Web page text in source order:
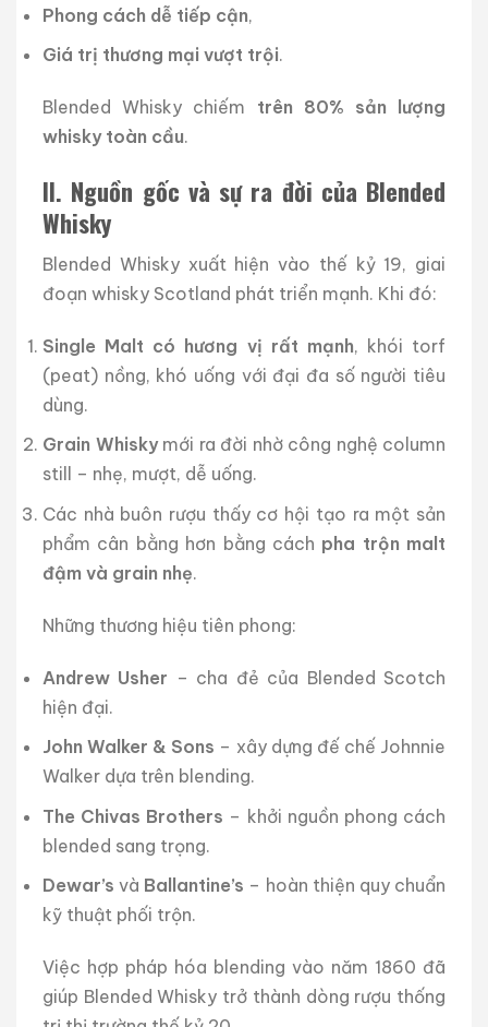
Phong cách dễ tiếp cận,
Giá trị thương mại vượt trội.
Blended Whisky chiếm trên 80% sản lượng
whisky toàn cầu.
II. Nguồn gốc và sự ra đời của Blended
Whisky
Blended Whisky xuất hiện vào thế kỷ 19, giai
đoạn whisky Scotland phát triển mạnh. Khi đó:
Single Malt có hương vị rất mạnh, khói torf
(peat) nồng, khó uống với đại đa số người tiêu
dùng.
Grain Whiskymới ra đời nhờ công nghệ column
still – nhẹ, mượt, dễ uống.
Các nhà buôn rượu thấy cơ hội tạo ra một sản
phẩm cân bằng hơn bằng cách pha trộn malt
đậm và grain nhẹ.
Những thương hiệu tiên phong:
Andrew Usher – cha đẻ của Blended Scotch
hiện đại.
John Walker & Sons – xây dựng đế chế Johnnie
Walker dựa trên blending.
The Chivas Brothers – khởi nguồn phong cách
blended sang trọng.
Dewar’s và Ballantine’s – hoàn thiện quy chuẩn
kỹ thuật phối trộn.
Việc hợp pháp hóa blending vào năm 1860 đã
giúp Blended Whisky trở thành dòng rượu thống